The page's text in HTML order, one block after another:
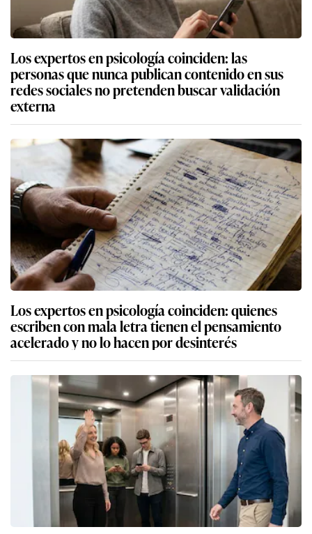
Los expertos en psicología coinciden: las
personas que nunca publican contenido en sus
redes sociales no pretenden buscar validación
externa
Los expertos en psicología coinciden: quienes
escriben con mala letra tienen el pensamiento
acelerado y no lo hacen por desinterés